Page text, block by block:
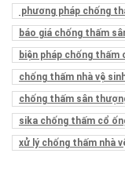
phương pháp chống
báo giá chống thấm
biện pháp chống thấm
chống thấm nhà vệ
chống thấm sân
sika chống thấm cổ
xử lý chống thấm nhà